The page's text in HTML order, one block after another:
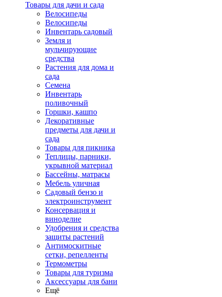
Товары для дачи и сада
Велосипеды
Велосипеды
Инвентарь садовый
Земля и
мульчирующие
средства
Растения для дома и
сада
Семена
Инвентарь
поливочный
Горшки, кашпо
Декоративные
предметы для дачи и
сада
Товары для пикника
Теплицы, парники,
укрывной материал
Бассейны, матрасы
Мебель уличная
Садовый бензо и
электроинструмент
Консервация и
виноделие
Удобрения и средства
защиты растений
Антимоскитные
сетки, репелленты
Термометры
Товары для туризма
Аксессуары для бани
Ещё